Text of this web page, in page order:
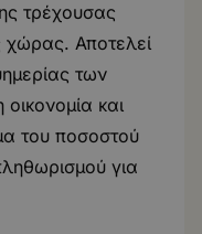
τρέχουσας
χώρας. Αποτελεί
των
και
του ποσοστού
για